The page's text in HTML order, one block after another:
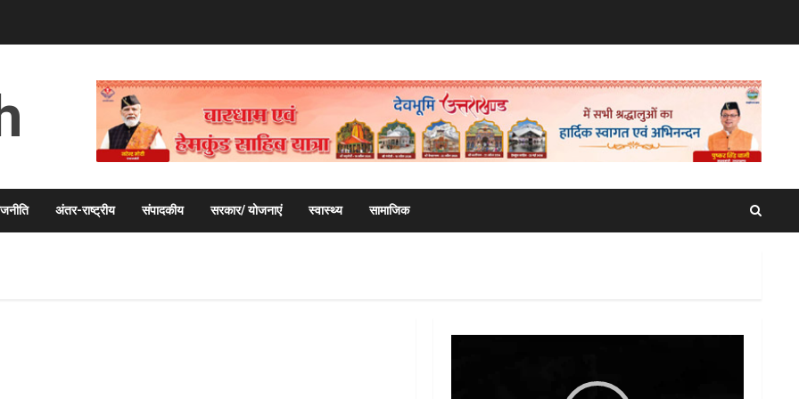
अंतर-राष्ट्रीय संपादकीय सरकार/ योजनाएं स्वास्थ्य सामाजिक